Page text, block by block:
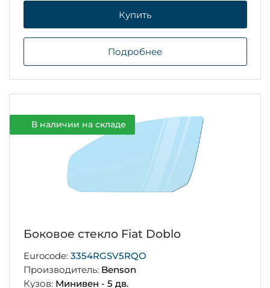
Купить
Подробнее
В наличии на складе
Боковое стекло Fiat Doblo
Eurocode: 3354RGSV5RQO
Производитель: Benson
Кузов: Минивен - 5 дв.